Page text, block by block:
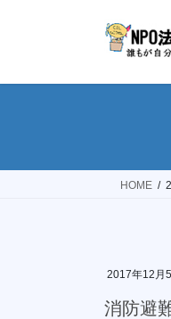
HOME
2017年12月
消防避